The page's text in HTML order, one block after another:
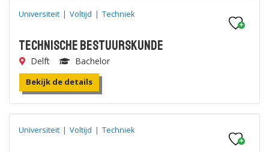
Universiteit | Voltijd | Techniek
Technische Bestuurskunde
Delft Bachelor
Bekijk de details
Universiteit | Voltijd | Techniek